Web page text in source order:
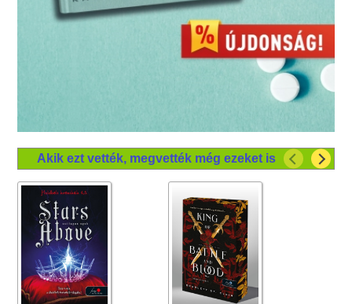
Akik ezt vették, megvették még ezeket is